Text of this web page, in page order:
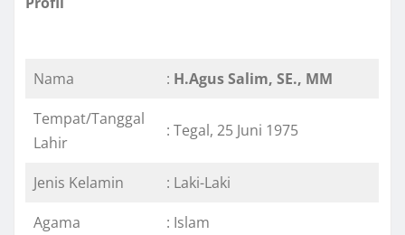
Nama : H.Agus Salim, SE., MM
Tempat/Tanggal
Lahir
: Tegal, 25 Juni 1975
Jenis Kelamin
: Laki-Laki
Agama
: Islam